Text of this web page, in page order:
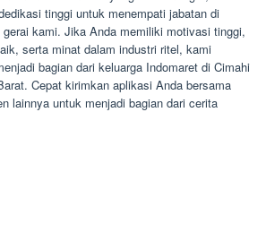
tinggi untuk menempati jabatan di
gerai kami. Jika Anda memiliki motivasi tinggi,
serta minat dalam industri ritel, kami
bagian dari keluarga Indomaret di Cimahi
Cepat kirimkan aplikasi Anda bersama
lainnya untuk menjadi bagian dari cerita